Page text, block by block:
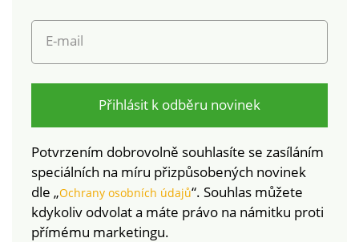
pračce.
E-mail
Přihlásit k odběru novinek
Potvrzením dobrovolně souhlasíte se zasíláním
speciálních na míru přizpůsobených novinek
dle „Ochrany osobních údajů“. Souhlas můžete
kdykoliv odvolat a máte právo na námitku proti
přímému marketingu.